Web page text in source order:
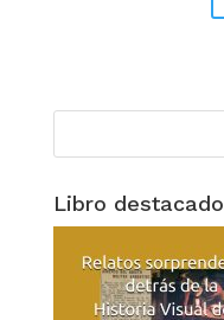
Libro destacado